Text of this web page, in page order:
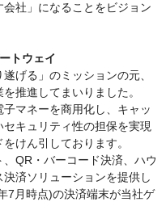
社」になることをビジョン
トウェイ
げる」のミッションの元、
推進してまいりました。
マネーを商用化し、キャッ
キュリティ性の担保を実現
けん引しております。
QR・バーコード決済、ハウ
済ソリューションを提供し
7月時点)の決済端末が当社ゲ